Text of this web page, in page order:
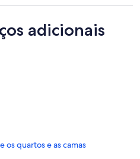
adicionais
os quartos e as camas